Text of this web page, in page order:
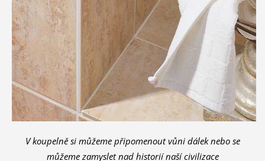
V koupelně si můžeme připomenout vůni dálek nebo se
můžeme zamyslet nad historií naší civilizace